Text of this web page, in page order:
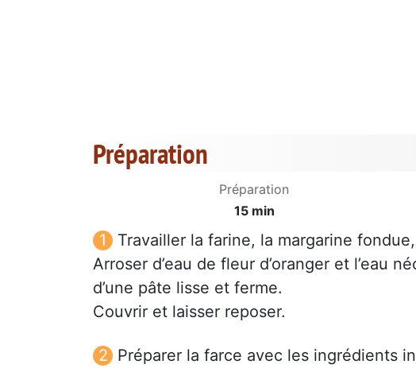
Préparation
Préparation
15 min
Travailler la farine, la margarine
Arroser d’eau de fleur d’oranger et l’eau
d’une pâte lisse et ferme.
Couvrir et laisser reposer.
Préparer la farce avec les ingrédients